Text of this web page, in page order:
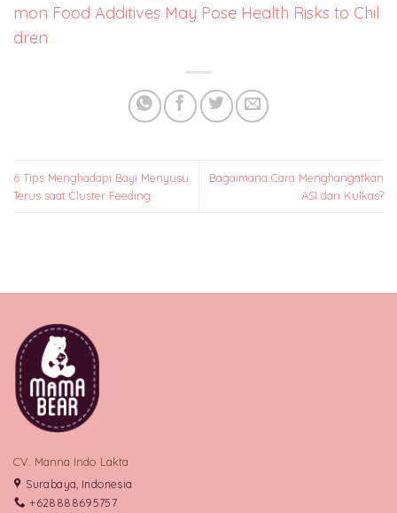
mon Food Additives May Pose Health Risks to Chil
dren
6 Tips Menghadapi Bayi Menyusu
Terus saat Cluster Feeding
Bagaimana Cara Menghangatkan
ASI dari Kulkas?
CV. Manna Indo Lakta
Surabaya, Indonesia
+628888695757